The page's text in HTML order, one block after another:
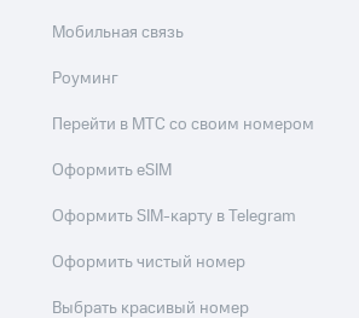
Мобильная связь
Роуминг
Перейти в МТС со своим номером
Оформить eSIM
Оформить SIM-карту в Telegram
Оформить чистый номер
Выбрать красивый номер